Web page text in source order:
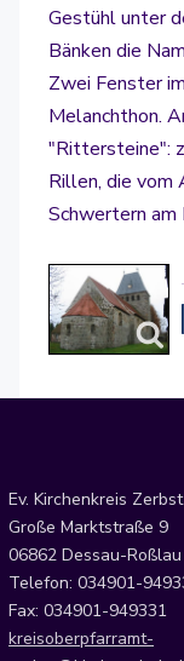
Gestühl unter
Bänken die
Zwei Fenster
Melanchthon.
"Rittersteine":
Rillen, die vom
Schwertern
Ev. Kirchenkreis Zerbst
Große Marktstraße 9
06862 Dessau-Roßlau
Telefon: 034901-
Fax: 034901-949331
kreisoberpfarramt-